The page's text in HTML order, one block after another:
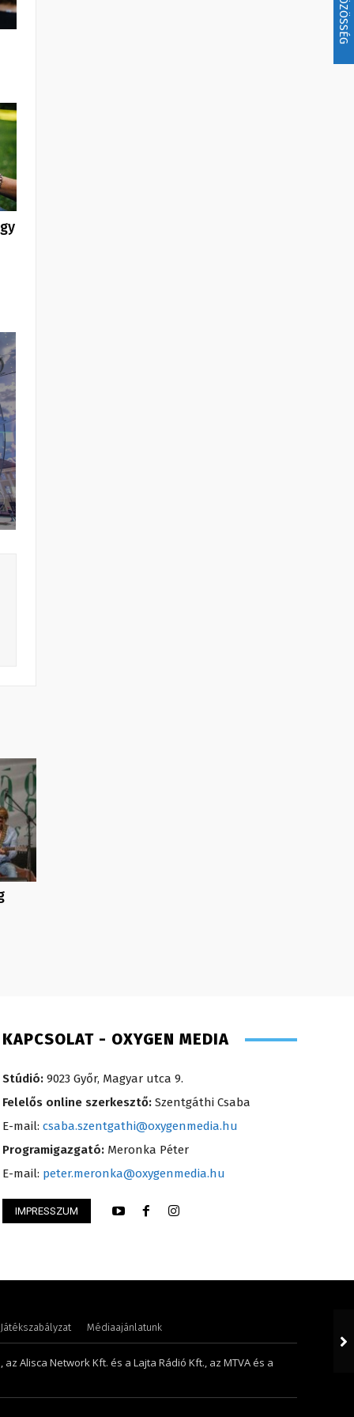
KÖZÖSSÉG
– műsorvezető
KAPCSOLAT - OXYGEN MEDIA
Stúdió: 9023 Győr, Magyar utca 9.
Felelős online szerkesztő: Szentgáthi Csaba
E-mail: csaba.szentgathi@oxygenmedia.hu
Programigazgató: Meronka Péter
E-mail: peter.meronka@oxygenmedia.hu
IMPRESSZUM
Játékszabályzat Médiaajánlatunk
Alisca Network Kft. és a Lajta Rádió Kft., az MTVA és a